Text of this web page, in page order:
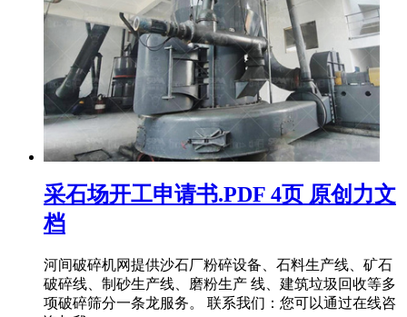
采石场开工申请书.PDF 4页 原创力文
档
河间破碎机网提供沙石厂粉碎设备、石料生产线、矿石
破碎线、制砂生产线、磨粉生产 线、建筑垃圾回收等多
项破碎筛分一条龙服务。 联系我们：您可以通过在线咨